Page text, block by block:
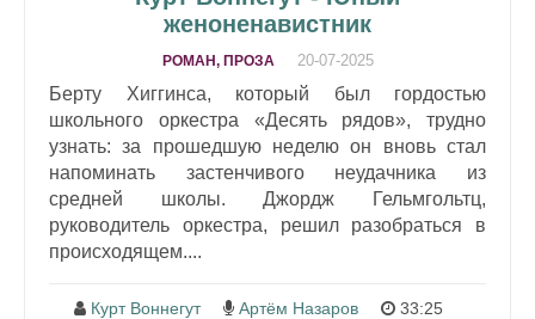
женоненавистник
РОМАН, ПРОЗА 20-07-2025
Берту Хиггинса, который был гордостью
школьного оркестра «Десять рядов», трудно
узнать: за прошедшую неделю он вновь стал
напоминать застенчивого неудачника из
средней школы. Джордж Гельмгольтц,
руководитель оркестра, решил разобраться в
происходящем....
Курт Воннегут Артём Назаров 33:25